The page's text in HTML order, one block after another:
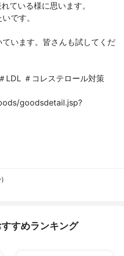
ている様に思います。
です。
います。皆さんも試してくだ
LDL ＃コレステロール対策
goodsdetail.jsp?
)
すめランキング